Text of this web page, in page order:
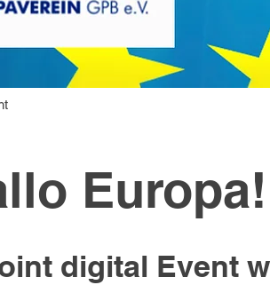
digital Event